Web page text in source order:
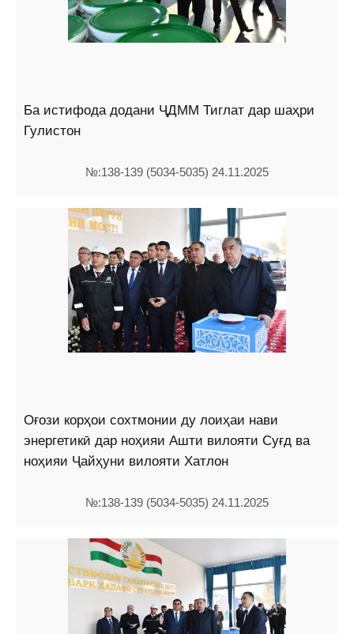
Ба истифода додани ҶДММ Тиглат дар шаҳри
Гулистон
№:138-139 (5034-5035) 24.11.2025
Оғози корҳои сохтмонии ду лоиҳаи нави
энергетикӣ дар ноҳияи Ашти вилояти Суғд ва
ноҳияи Ҷайҳуни вилояти Хатлон
№:138-139 (5034-5035) 24.11.2025